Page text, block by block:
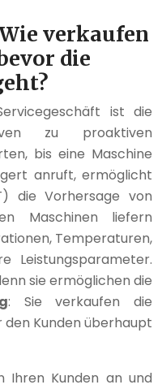
verkaufen
die
ist die
zu proaktiven
bis eine Maschine
anruft, ermöglicht
die Vorhersage von
Maschinen liefern
Temperaturen,
Leistungsparameter.
sie ermöglichen die
: Sie verkaufen die
den Kunden überhaupt
Ihren Kunden an und